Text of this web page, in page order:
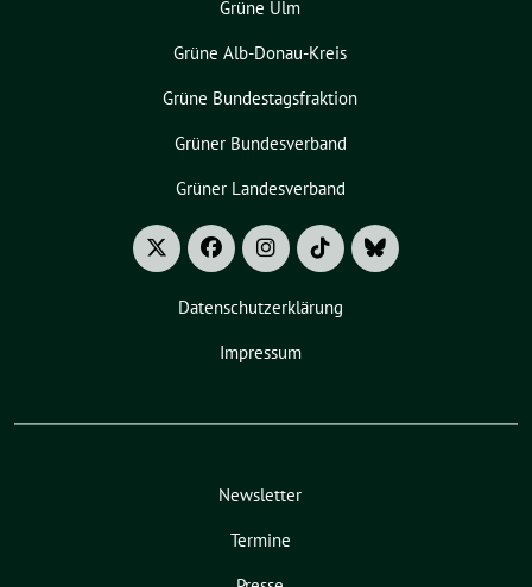
Grüne Ulm
Grüne Alb-Donau-Kreis
Grüne Bundestagsfraktion
Grüner Bundesverband
Grüner Landesverband
Datenschutzerklärung
Impressum
Newsletter
Termine